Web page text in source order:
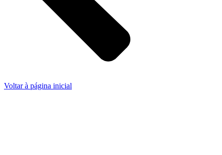
Voltar à página inicial